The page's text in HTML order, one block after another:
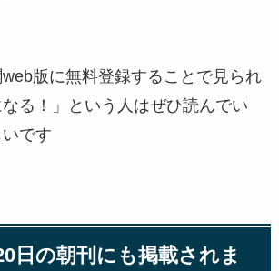
版に無料登録することで見られ
る！」という人はぜひ読んでい
です
日の朝刊にも掲載されま